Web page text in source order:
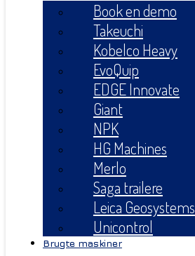
Book en demo
Takeuchi
Kobelco Heavy
EvoQuip
EDGE Innovate
Giant
NPK
HG Machines
Merlo
Saga trailere
Leica Geosystems
Unicontrol
Brugte maskiner